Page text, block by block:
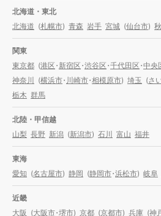
北海道・東北
北海道 (札幌市) 青森 岩手 宮城 (仙台市)
関東
東京都 (港区・新宿区・渋谷区・千代田区・中央
神奈川 (横浜市・川崎市・相模原市) 埼玉 (さ
栃木 群馬
北陸・甲信越
山梨 長野 新潟 (新潟市) 石川 富山 福井
東海
愛知 (名古屋市) 静岡 (静岡市・浜松市) 岐阜
近畿
大阪 (大阪市・堺市) 京都 (京都市) 兵庫 (神